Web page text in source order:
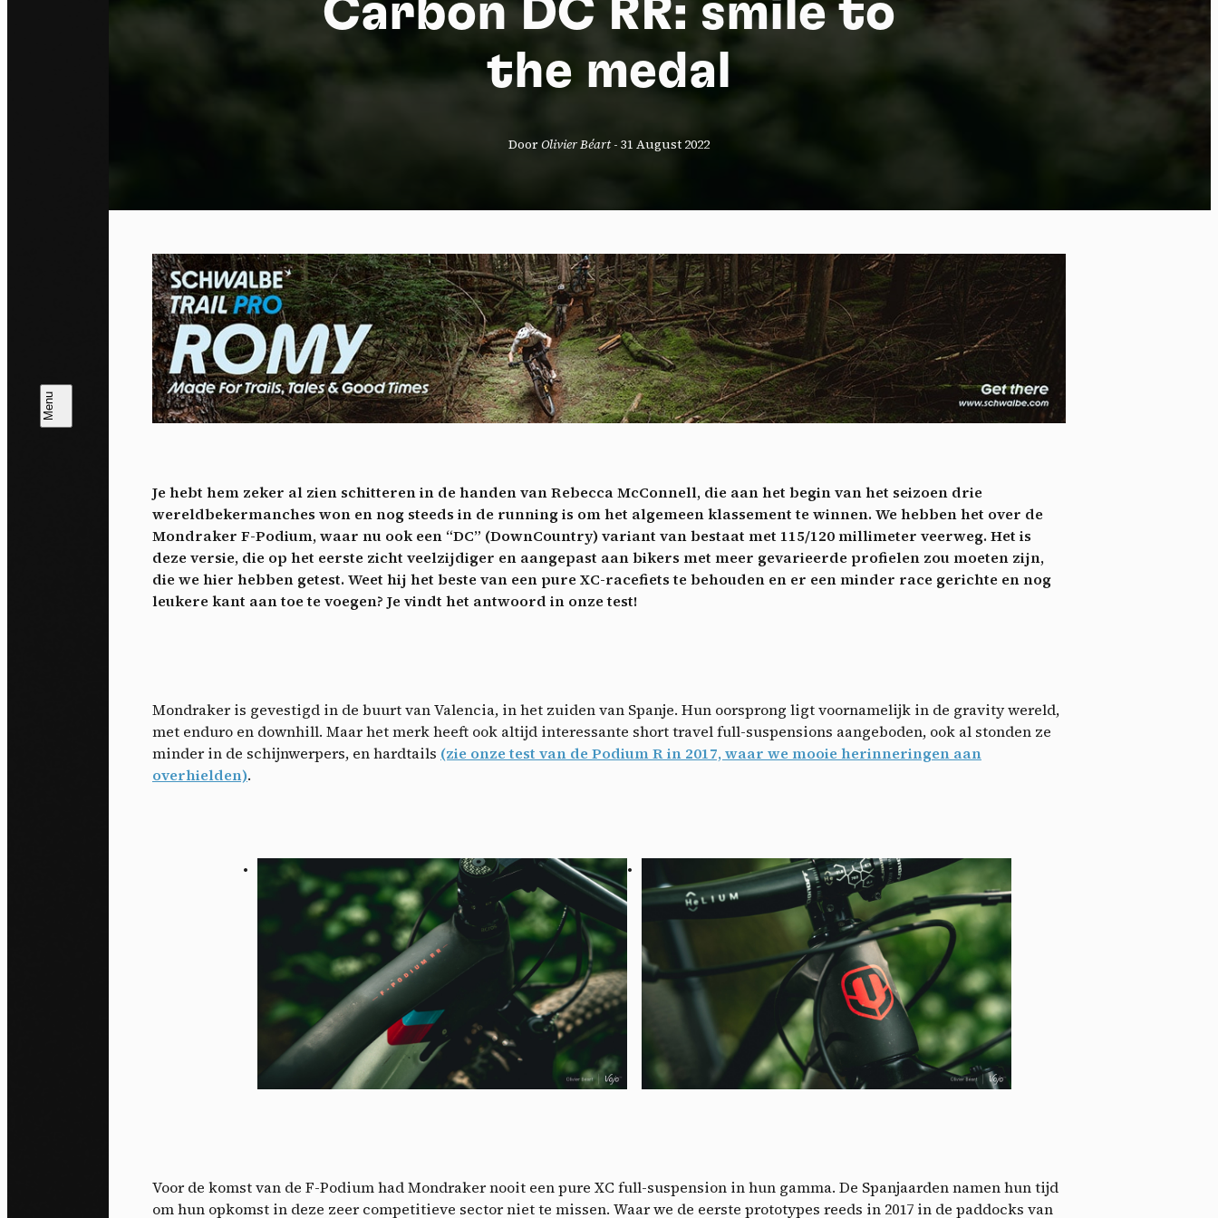
Carbon DC RR: smile to
the medal
DoorOlivier Béart- 31 August 2022
Je hebt hem zeker al zien schitteren in de handen van Rebecca McConnell, die aan het begin van het seizoen drie
wereldbekermanches won en nog steeds in de running is om het algemeen klassement te winnen. We hebben het over de
Mondraker F-Podium, waar nu ook een “DC” (DownCountry) variant van bestaat met 115/120 millimeter veerweg. Het is
deze versie, die op het eerste zicht veelzijdiger en aangepast aan bikers met meer gevarieerde profielen zou moeten zijn,
die we hier hebben getest. Weet hij het beste van een pure XC-racefiets te behouden en er een minder race gerichte en nog
leukere kant aan toe te voegen? Je vindt het antwoord in onze test!
Mondraker is gevestigd in de buurt van Valencia, in het zuiden van Spanje. Hun oorsprong ligt voornamelijk in de gravity wereld,
met enduro en downhill. Maar het merk heeft ook altijd interessante short travel full-suspensions aangeboden, ook al stonden ze
minder in de schijnwerpers, en hardtails (zie onze test van de Podium R in 2017, waar we mooie herinneringen aan
overhielden).
Voor de komst van de F-Podium had Mondraker nooit een pure XC full-suspension in hun gamma. De Spanjaarden namen hun tijd
om hun opkomst in deze zeer competitieve sector niet te missen. Waar we de eerste prototypes reeds in 2017 in de paddocks van
Ik ga akkoord met het ontvangen van deze nieuwsbrief en begrijp dat ik me op elk moment
eenvoudig kan afmelden
Aanmelden
Privacy policy
Allow all cookies Deny all cookies
Videos
Vimeo disallowed This service can install 8 cookies.
Allow Deny
YouTube disallowed -This service can install 4 cookies.
Allow Deny